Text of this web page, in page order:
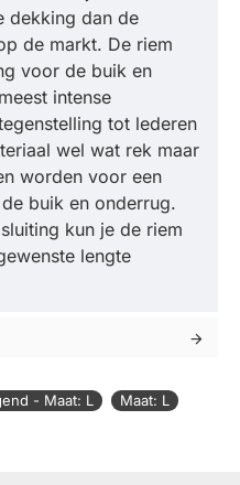
dekking dan de
de markt. De riem
voor de buik en
intense
tot lederen
wel wat rek maar
worden voor een
buik en onderrug.
kun je de riem
lengte
- Maat: L
Maat: L